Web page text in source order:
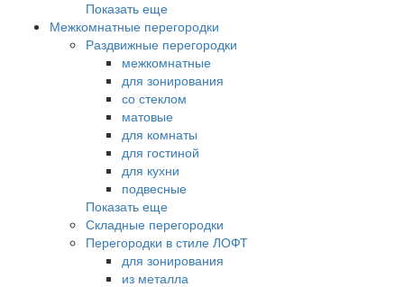
Показать еще
Межкомнатные перегородки
Раздвижные перегородки
межкомнатные
для зонирования
со стеклом
матовые
для комнаты
для гостиной
для кухни
подвесные
Показать еще
Складные перегородки
Перегородки в стиле ЛОФТ
для зонирования
из металла